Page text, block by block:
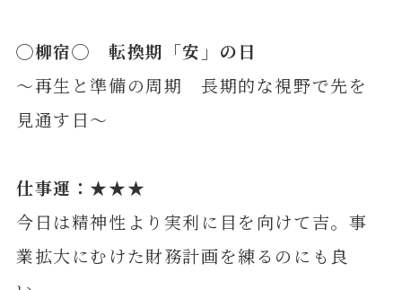
◯柳宿◯ 転換期「安」の日
～再生と準備の周期 長期的な視野で先を
見通す日～
仕事運：★★★
今日は精神性より実利に目を向けて吉。事
業拡大にむけた財務計画を練るのにも良